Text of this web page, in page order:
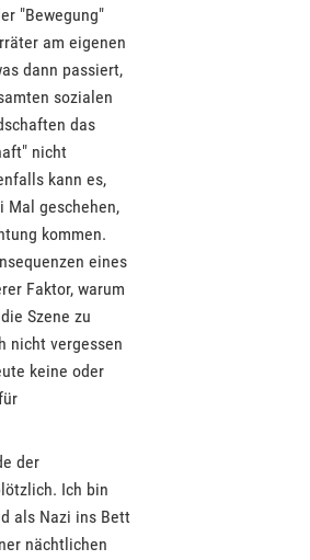
"Bewegung"
am eigenen
dann passiert,
sozialen
das
nicht
kann es,
Mal geschehen,
kommen.
eines
Faktor, warum
Szene zu
nicht vergessen
keine oder
der
Ich bin
als Nazi ins Bett
nächtlichen